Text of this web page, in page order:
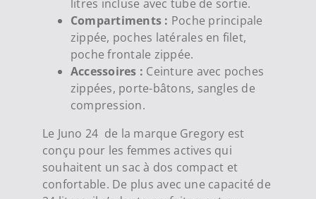
litres incluse avec tube de sortie.
Compartiments : Poche principale
zippée, poches latérales en filet,
poche frontale zippée.
Accessoires : Ceinture avec poches
zippées, porte-bâtons, sangles de
compression.
Le Juno 24 de la marque Gregory est
conçu pour les femmes actives qui
souhaitent un sac à dos compact et
confortable. De plus avec une capacité de